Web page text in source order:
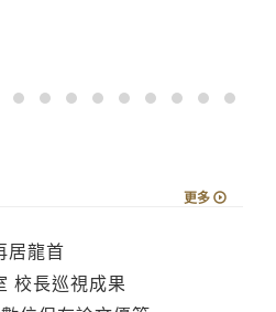
更多
居龍首
校長巡視成果